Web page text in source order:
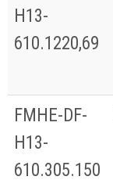
H13-
610.1220,69
FMHE-DF-
H13-
610.305.150